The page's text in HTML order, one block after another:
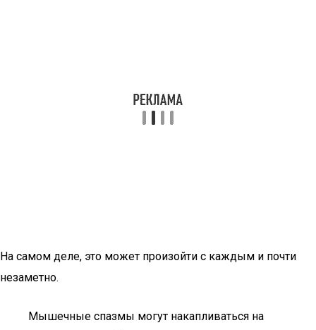
На самом деле, это может произойти с каждым и почти
незаметно.
Мышечные спазмы могут накапливаться на